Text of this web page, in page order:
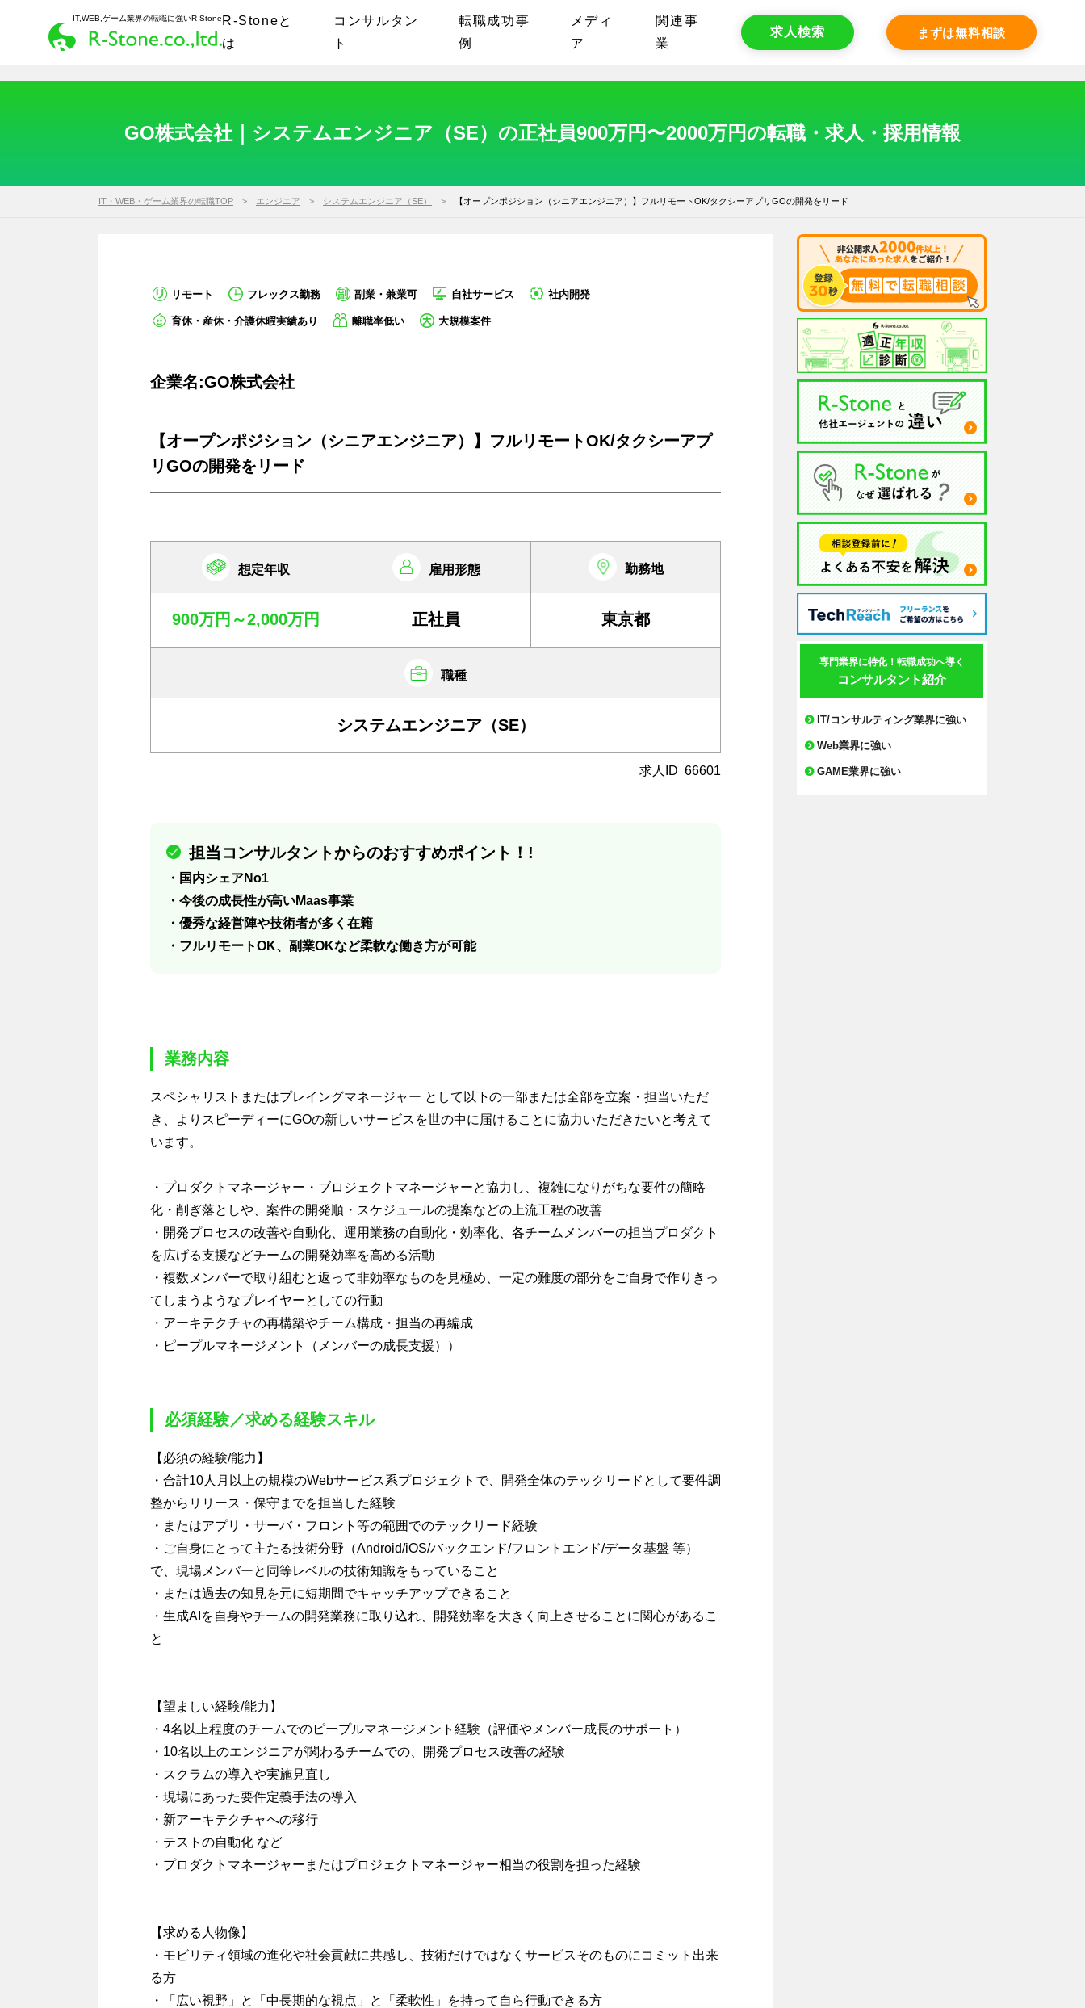
IT,WEB,ゲーム業界の転職に強いR-Stone R-Stoneと
は
コンサルタン
ト
転職成功事
例
メディ
ア
関連事
業
求人検索 まずは無料相談
GO株式会社｜システムエンジニア（SE）の正社員900万円〜2000万円の転職・求人・採用情報
IT・WEB・ゲーム業界の転職TOP エンジニア システムエンジニア（SE） 【オープンポジション（シニアエンジニア）】フルリモートOK/タクシーアプリGOの開発をリード
リモート フレックス勤務 副業・兼業可 自社サービス 社内開発
育休・産休・介護休暇実績あり 離職率低い 大規模案件
企業名:GO株式会社
【オープンポジション（シニアエンジニア）】フルリモートOK/タクシーアプ
リGOの開発をリード
想定年収 雇用形態 勤務地
900万円～2,000万円 正社員 東京都
職種
システムエンジニア（SE）
求人ID 66601
担当コンサルタントからのおすすめポイント！!
・国内シェアNo1
・今後の成長性が高いMaas事業
・優秀な経営陣や技術者が多く在籍
・フルリモートOK、副業OKなど柔軟な働き方が可能
業務内容
スペシャリストまたはプレイングマネージャー として以下の一部または全部を立案・担当いただ
き、よりスピーディーにGOの新しいサービスを世の中に届けることに協力いただきたいと考えて
います。
・プロダクトマネージャー・ブロジェクトマネージャーと協力し、複雑になりがちな要件の簡略
化・削ぎ落としや、案件の開発順・スケジュールの提案などの上流工程の改善
・開発プロセスの改善や自動化、運用業務の自動化・効率化、各チームメンバーの担当プロダクト
を広げる支援などチームの開発効率を高める活動
・複数メンバーで取り組むと返って非効率なものを見極め、一定の難度の部分をご自身で作りきっ
てしまうようなプレイヤーとしての行動
・アーキテクチャの再構築やチーム構成・担当の再編成
・ピープルマネージメント（メンバーの成長支援））
必須経験／求める経験スキル
【必須の経験/能力】
・合計10人月以上の規模のWebサービス系プロジェクトで、開発全体のテックリードとして要件調
整からリリース・保守までを担当した経験
・またはアプリ・サーバ・フロント等の範囲でのテックリード経験
・ご自身にとって主たる技術分野（Android/iOS/バックエンド/フロントエンド/データ基盤 等）
で、現場メンバーと同等レベルの技術知識をもっていること
・または過去の知見を元に短期間でキャッチアップできること
・生成AIを自身やチームの開発業務に取り込れ、開発効率を大きく向上させることに関心があるこ
と
【望ましい経験/能力】
・4名以上程度のチームでのピープルマネージメント経験（評価やメンバー成長のサポート）
・10名以上のエンジニアが関わるチームでの、開発プロセス改善の経験
・スクラムの導入や実施見直し
・現場にあった要件定義手法の導入
・新アーキテクチャへの移行
・テストの自動化 など
・プロダクトマネージャーまたはプロジェクトマネージャー相当の役割を担った経験
【求める人物像】
・モビリティ領域の進化や社会貢献に共感し、技術だけではなくサービスそのものにコミット出来
る方
・「広い視野」と「中長期的な視点」と「柔軟性」を持って自ら行動できる方
専門業界に特化！転職成功へ導く
コンサルタント紹介
IT/コンサルティング業界に強い
Web業界に強い
GAME業界に強い